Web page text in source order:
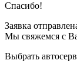
Спасибо!
Заявка
Мы свяжемся с
Выбрать